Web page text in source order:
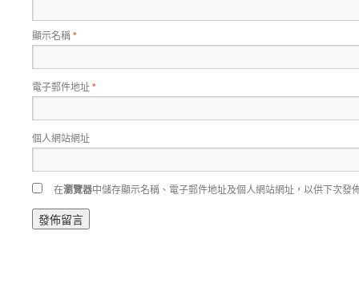
顯示名稱*
電子郵件地址*
個人網站網址
在瀏覽器中儲存顯示名稱、電子郵件地址及個人網站網址，以供下次發